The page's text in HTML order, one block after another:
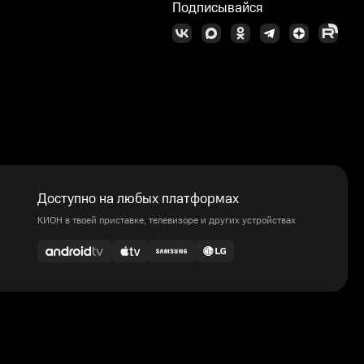
Подписывайся
Доступно на любых платформах
КИОН в твоей приставке, телевизоре и других устройствах